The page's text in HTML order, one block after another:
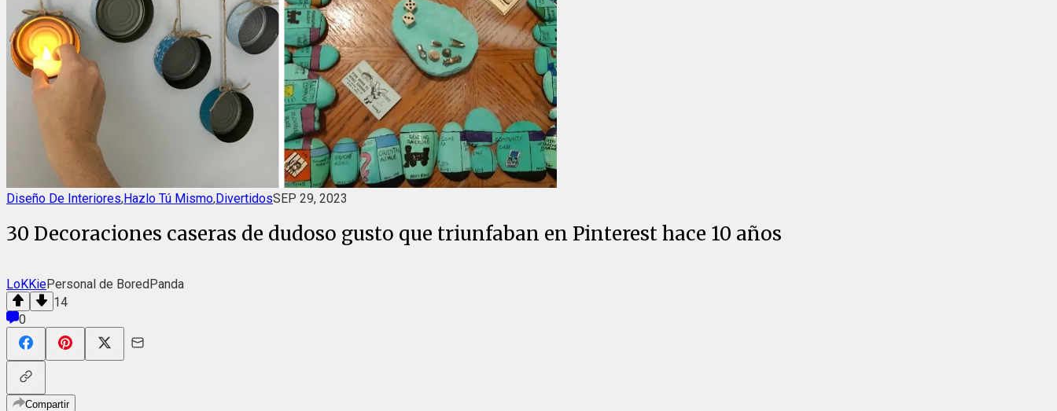
Diseño De Interiores,Hazlo Tú Mismo,DivertidosSEP 29, 2023
30 Decoraciones caseras de dudoso gusto que triunfaban en Pinterest hace 10 años
LoKKiePersonal de BoredPanda
14
0
Compartir